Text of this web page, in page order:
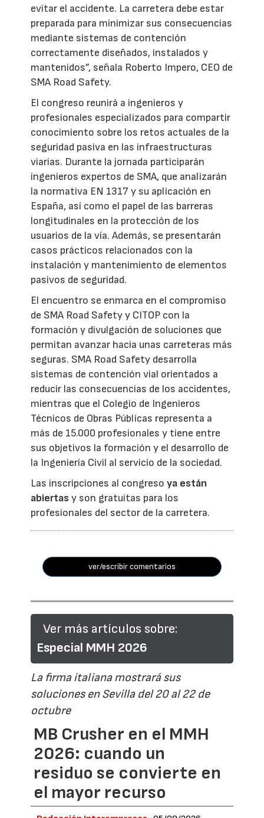
evitar el accidente. La carretera debe estar
preparada para minimizar sus consecuencias
mediante sistemas de contención
correctamente diseñados, instalados y
mantenidos”, señala Roberto Impero, CEO de
SMA Road Safety.
El congreso reunirá a ingenieros y
profesionales especializados para compartir
conocimiento sobre los retos actuales de la
seguridad pasiva en las infraestructuras
viarias. Durante la jornada participarán
ingenieros expertos de SMA, que analizarán
la normativa EN 1317 y su aplicación en
España, así como el papel de las barreras
longitudinales en la protección de los
usuarios de la vía. Además, se presentarán
casos prácticos relacionados con la
instalación y mantenimiento de elementos
pasivos de seguridad.
El encuentro se enmarca en el compromiso
de SMA Road Safety y CITOP con la
formación y divulgación de soluciones que
permitan avanzar hacia unas carreteras más
seguras. SMA Road Safety desarrolla
sistemas de contención vial orientados a
reducir las consecuencias de los accidentes,
mientras que el Colegio de Ingenieros
Técnicos de Obras Públicas representa a
más de 15.000 profesionales y tiene entre
sus objetivos la formación y el desarrollo de
la Ingeniería Civil al servicio de la sociedad.
Las inscripciones al congresoya están
abiertas y son gratuitas para los
profesionales del sector de la carretera.
ver/escribir comentarios
Ver más artículos sobre:
Especial MMH 2026
La firma italiana mostrará sus
soluciones en Sevilla del 20 al 22 de
octubre
MB Crusher en el MMH
2026: cuando un
residuo se convierte en
el mayor recurso